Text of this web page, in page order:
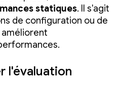
statiques. Il s'agit
de configuration ou de
améliorent
l'évaluation